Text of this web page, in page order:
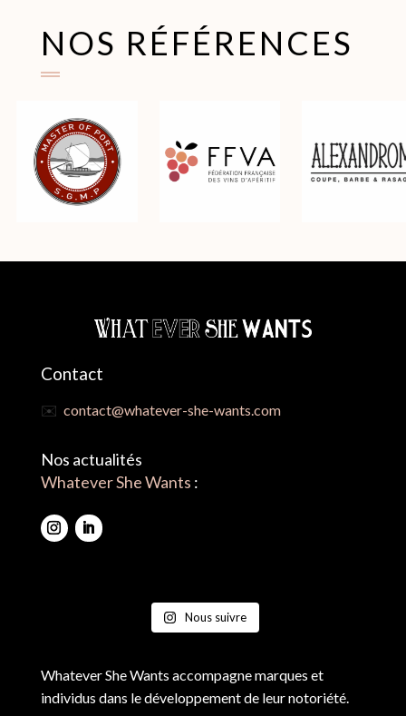
NOS RÉFÉRENCES
Contact
✉️ contact@whatever-she-wants.com
Nos actualités
Whatever She Wants :
Nous suivre
Whatever She Wants accompagne marques et
individus dans le développement de leur notoriété.